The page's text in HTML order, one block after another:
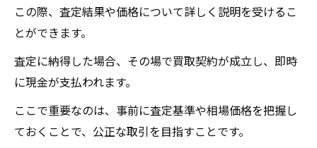
この際、査定結果や価格について詳しく説明を受けるこ
とができます。
査定に納得した場合、その場で買取契約が成立し、即時
に現金が支払われます。
ここで重要なのは、事前に査定基準や相場価格を把握し
ておくことで、公正な取引を目指すことです。